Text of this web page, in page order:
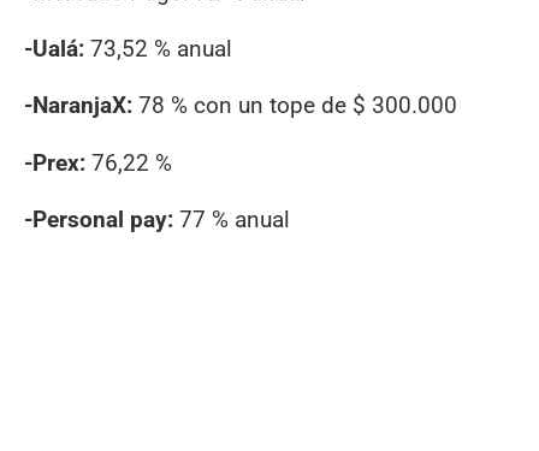
-Ualá: 73,52 % anual
-NaranjaX: 78 % con un tope de $ 300.000
-Prex: 76,22 %
-Personal pay: 77 % anual